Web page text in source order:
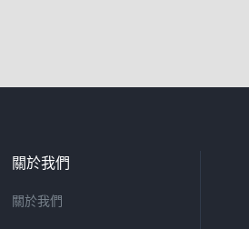
關於我們
關於我們